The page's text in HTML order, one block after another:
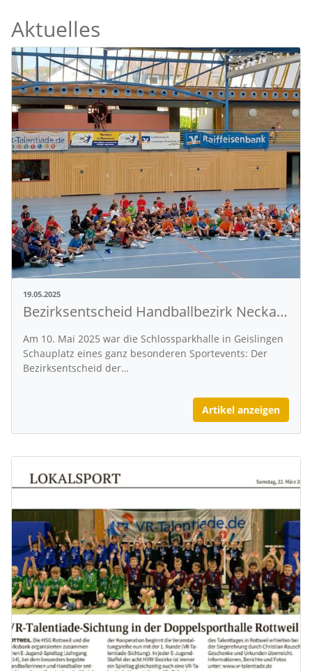
Aktuelles
19.05.2025
Bezirksentscheid Handballbezirk Neckar-Zollern – Talente glänzen in der Schlossparkhalle
Am 10. Mai 2025 war die Schlossparkhalle in Geislingen
Schauplatz eines ganz besonderen Sportevents: Der
Bezirksentscheid der…
Artikel anzeigen